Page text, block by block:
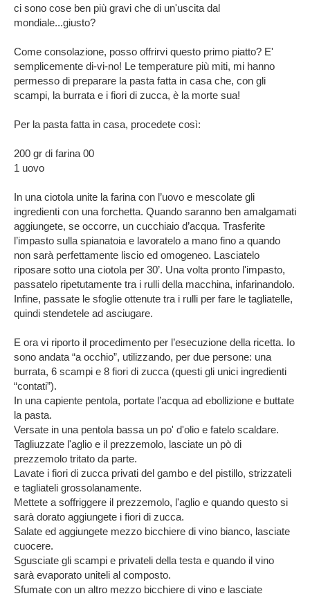
ci sono cose ben più gravi che di un'uscita dal
mondiale...giusto?
Come consolazione, posso offrirvi questo primo piatto? E'
semplicemente di-vi-no! Le temperature più miti, mi hanno
permesso di preparare la pasta fatta in casa che, con gli
scampi, la burrata e i fiori di zucca, è la morte sua!
Per la pasta fatta in casa, procedete così:
200 gr di farina 00
1 uovo
In una ciotola unite la farina con l’uovo e mescolate gli
ingredienti con una forchetta. Quando saranno ben amalgamati
aggiungete, se occorre, un cucchiaio d’acqua. Trasferite
l’impasto sulla spianatoia e lavoratelo a mano fino a quando
non sarà perfettamente liscio ed omogeneo. Lasciatelo
riposare sotto una ciotola per 30’. Una volta pronto l'impasto,
passatelo ripetutamente tra i rulli della macchina, infarinandolo.
Infine, passate le sfoglie ottenute tra i rulli per fare le tagliatelle,
quindi stendetele ad asciugare.
E ora vi riporto il procedimento per l’esecuzione della ricetta. Io
sono andata “a occhio”, utilizzando, per due persone: una
burrata, 6 scampi e 8 fiori di zucca (questi gli unici ingredienti
“contati”).
In una capiente pentola, portate l’acqua ad ebollizione e buttate
la pasta.
Versate in una pentola bassa un po' d'olio e fatelo scaldare.
Tagliuzzate l'aglio e il prezzemolo, lasciate un pò di
prezzemolo tritato da parte.
Lavate i fiori di zucca privati del gambo e del pistillo, strizzateli
e tagliateli grossolanamente.
Mettete a soffriggere il prezzemolo, l'aglio e quando questo si
sarà dorato aggiungete i fiori di zucca.
Salate ed aggiungete mezzo bicchiere di vino bianco, lasciate
cuocere.
Sgusciate gli scampi e privateli della testa e quando il vino
sarà evaporato uniteli al composto.
Sfumate con un altro mezzo bicchiere di vino e lasciate